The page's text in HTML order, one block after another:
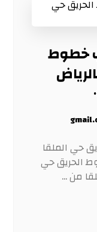
خطوط
حي الملقا
الحريق حي
من ...